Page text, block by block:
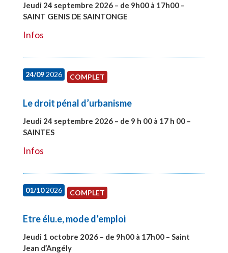
Jeudi 24 septembre 2026 – de 9h00 à 17h00 –
SAINT GENIS DE SAINTONGE
Infos
24/092026 COMPLET
Le droit pénal d’urbanisme
Jeudi 24 septembre 2026 – de 9 h 00 à 17 h 00 –
SAINTES
Infos
01/102026 COMPLET
Etre élu.e, mode d’emploi
Jeudi 1 octobre 2026 – de 9h00 à 17h00 – Saint
Jean d’Angély